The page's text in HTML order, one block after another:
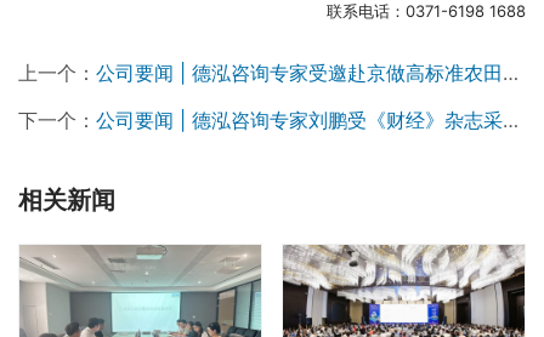
联系电话：0371-6198 1688
上一个： 公司要闻 | 德泓咨询专家受邀赴京做高标准农田融资专题培训
下一个： 公司要闻 | 德泓咨询专家刘鹏受《财经》杂志采访，畅谈24年基建投资走向
相关新闻